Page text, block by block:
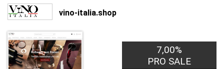
vino-italia.shop
7,00%
PRO SALE